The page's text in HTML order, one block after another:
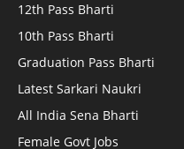
12th Pass Bharti
10th Pass Bharti
Graduation Pass Bharti
Latest Sarkari Naukri
All India Sena Bharti
Female Govt Jobs